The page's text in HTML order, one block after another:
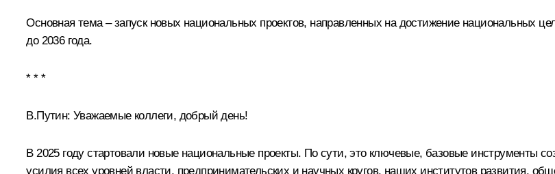
Основная тема – запуск новых национальных проектов, направленных на достижение национальных
до 2036 года.
* * *
В.Путин: Уважаемые коллеги, добрый день!
В 2025 году стартовали новые национальные проекты. По сути, это ключевые, базовые инструменты
усилия всех уровней власти, предпринимательских и научных кругов, наших институтов развития,